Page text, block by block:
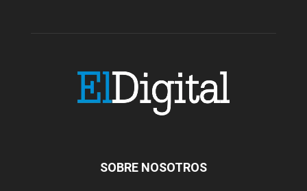
SOBRE NOSOTROS